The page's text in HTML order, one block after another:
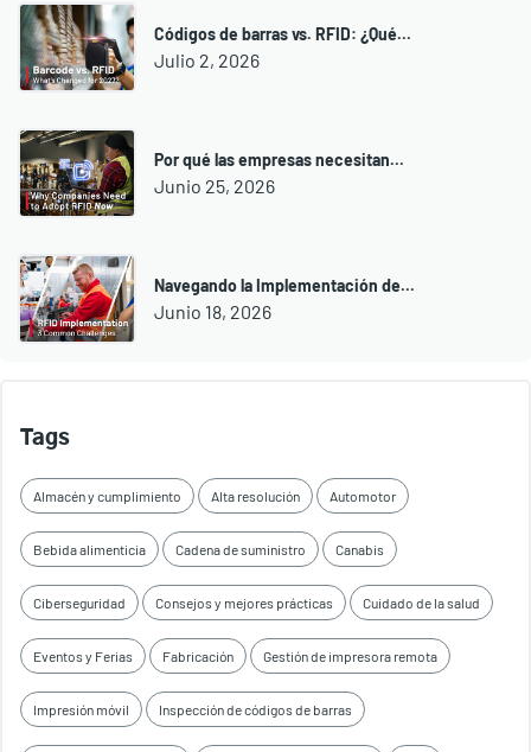
Códigos de barras vs. RFID: ¿Qué...
Julio 2, 2026
Por qué las empresas necesitan...
Junio 25, 2026
Navegando la Implementación de...
Junio 18, 2026
Tags
Almacén y cumplimiento Alta resolución Automotor
Bebida alimenticia Cadena de suministro Canabis
Ciberseguridad Consejos y mejores prácticas Cuidado de la salud
Eventos y Ferias Fabricación Gestión de impresora remota
Impresión móvil Inspección de códigos de barras